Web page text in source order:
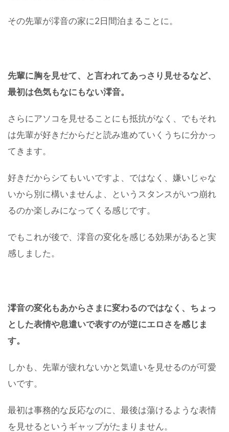
その先輩が澪音の家に2日間泊まることに。
先輩に胸を見せて、と言われてあっさり見せるなど、
最初は色気もなにもない澪音。
さらにアソコを見せることにも抵抗がなく、でもそれ
は先輩が好きだからだと読み進めていくうちに分かっ
てきます。
好きだからシてもいいですよ、ではなく、嫌いじゃな
いから別に構いませんよ、というスタンスがいつ崩れ
るのか楽しみになってくる感じです。
でもこれが後で、澪音の変化を感じる効果があると実
感しました。
澪音の変化もあからさまに変わるのではなく、ちょっ
とした表情や息遣いで表すのが逆にエロさを感じま
す。
しかも、先輩が疲れないかと気遣いを見せるのが可愛
いです。
最初は事務的な反応なのに、最後は蕩けるような表情
を見せるというギャップがたまりません。